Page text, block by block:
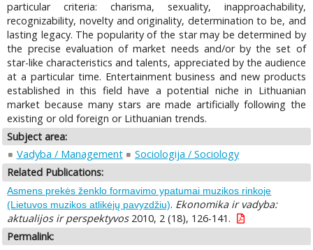
particular criteria: charisma, sexuality, inapproachability,
recognizability, novelty and originality, determination to be, and
lasting legacy. The popularity of the star may be determined by
the precise evaluation of market needs and/or by the set of
star-like characteristics and talents, appreciated by the audience
at a particular time. Entertainment business and new products
established in this field have a potential niche in Lithuanian
market because many stars are made artificially following the
existing or old foreign or Lithuanian trends.
Subject area:
Vadyba / Management
Sociologija / Sociology
Related Publications:
Asmens prekės ženklo formavimo ypatumai muzikos rinkoje
(Lietuvos muzikos atlikėjų pavyzdžiu). Ekonomika ir vadyba:
aktualijos ir perspektyvos2010, 2 (18), 126-141.
Permalink: